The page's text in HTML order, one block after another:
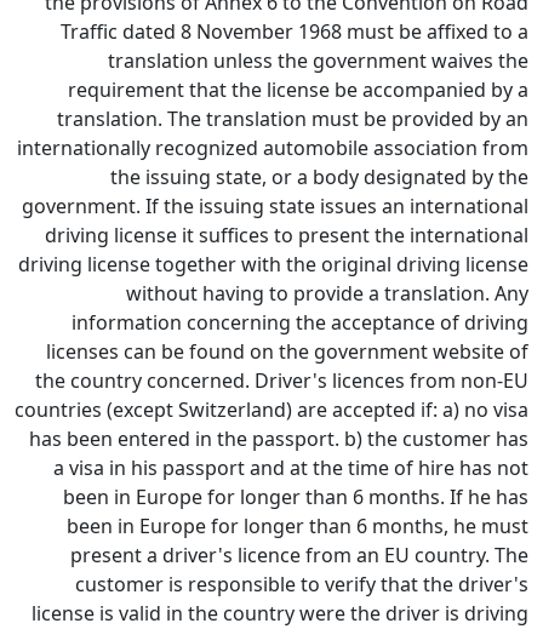
Traffic dated 8 November 1968 must be affixed to a
translation unless the government waives the
requirement that the license be accompanied by a
translation. The translation must be provided by an
internationally recognized automobile association from
the issuing state, or a body designated by the
government. If the issuing state issues an international
driving license it suffices to present the international
driving license together with the original driving license
without having to provide a translation. Any
information concerning the acceptance of driving
licenses can be found on the government website of
the country concerned. Driver's licences from non-EU
countries (except Switzerland) are accepted if: a) no visa
has been entered in the passport. b) the customer has
a visa in his passport and at the time of hire has not
been in Europe for longer than 6 months. If he has
been in Europe for longer than 6 months, he must
present a driver's licence from an EU country. The
customer is responsible to verify that the driver's
license is valid in the country were the driver is driving